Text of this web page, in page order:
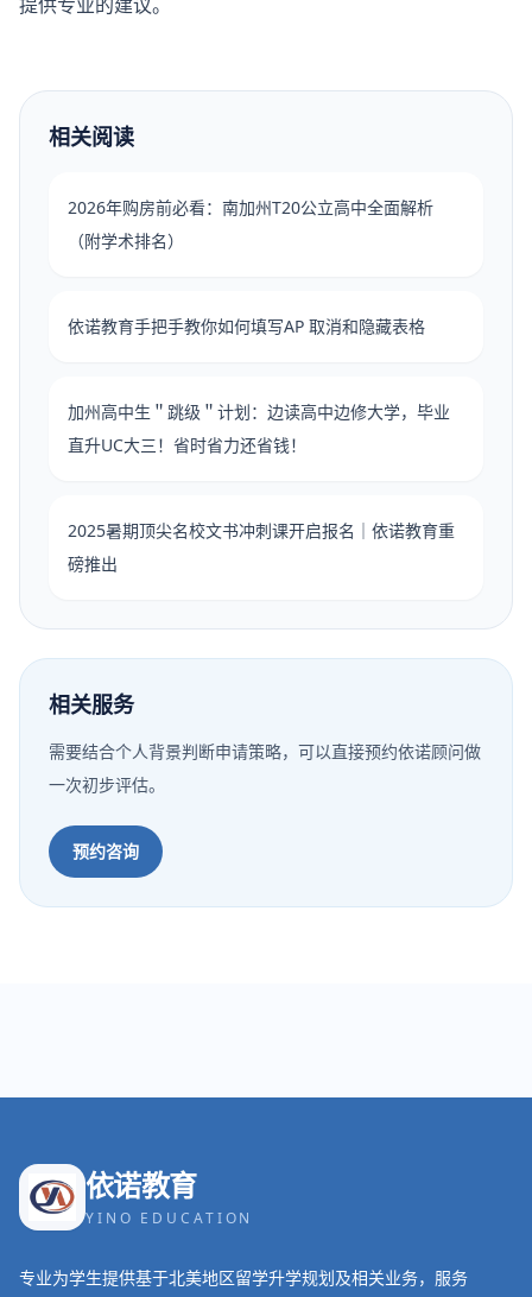
相关阅读
2026年购房前必看：南加州T20公立高中全面解析
（附学术排名）
依诺教育手把手教你如何填写AP 取消和隐藏表格
加州高中生＂跳级＂计划：边读高中边修大学，毕业
直升UC大三！省时省力还省钱！
2025暑期顶尖名校文书冲刺课开启报名｜依诺教育重
磅推出
相关服务
需要结合个人背景判断申请策略，可以直接预约依诺顾问做
一次初步评估。
预约咨询
依诺教育
YINO EDUCATION
专业为学生提供基于北美地区留学升学规划及相关业务，服务